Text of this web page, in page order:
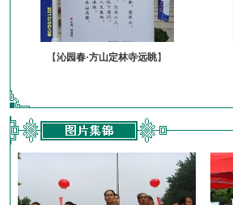
【沁园春·方山定林寺远眺】